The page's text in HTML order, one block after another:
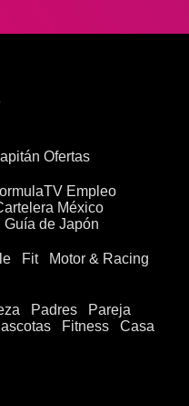
Ofertas
Empleo
México
Guía de Japón
Fit
Motor & Racing
Padres
Pareja
Fitness
Casa